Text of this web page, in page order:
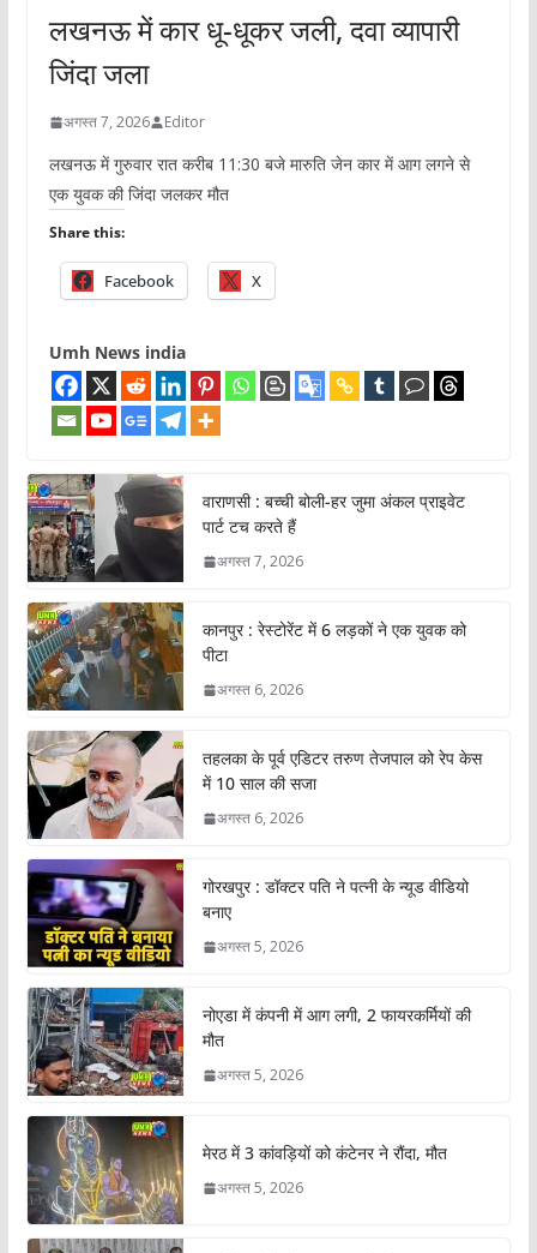
लखनऊ में कार धू-धूकर जली, दवा व्यापारी
जिंदा जला
अगस्त 7, 2026 Editor
लखनऊ में गुरुवार रात करीब 11:30 बजे मारुति जेन कार में आग लगने से
एक युवक की जिंदा जलकर मौत
Share this:
Facebook X
Umh News india
वाराणसी : बच्ची बोली-हर जुमा अंकल प्राइवेट
पार्ट टच करते हैं
अगस्त 7, 2026
कानपुर : रेस्टोरेंट में 6 लड़कों ने एक युवक को
पीटा
अगस्त 6, 2026
तहलका के पूर्व एडिटर तरुण तेजपाल को रेप केस
में 10 साल की सजा
अगस्त 6, 2026
गोरखपुर : डॉक्टर पति ने पत्नी के न्यूड वीडियो
बनाए
अगस्त 5, 2026
नोएडा में कंपनी में आग लगी, 2 फायरकर्मियों की
मौत
अगस्त 5, 2026
मेरठ में 3 कांवड़ियों को कंटेनर ने रौंदा, मौत
अगस्त 5, 2026